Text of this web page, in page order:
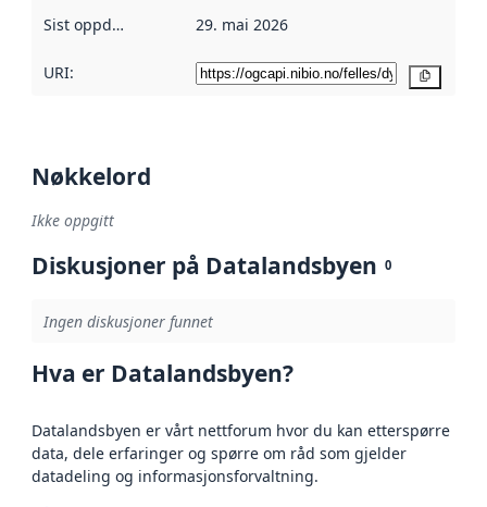
Sist oppdatert 29. mai 2026
URI:
Nøkkelord
Ikke oppgitt
Diskusjoner på Datalandsbyen 0
Ingen diskusjoner funnet
Hva er Datalandsbyen?
Datalandsbyen er vårt nettforum hvor du kan etterspørre
data, dele erfaringer og spørre om råd som gjelder
datadeling og informasjonsforvaltning.